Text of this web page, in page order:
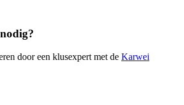
door een klusexpert met de Karwei